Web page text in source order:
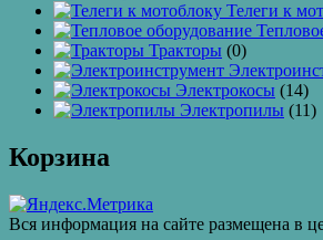
Телеги к
Тракторы (0)
Электрокосы (14)
Электропилы (11)
Корзина
Вся информация на сайте размещена в